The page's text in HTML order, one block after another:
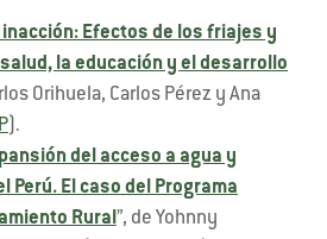
Efectos de los friajes y
la educación y el desarrollo
Orihuela, Carlos Pérez y Ana
).
del acceso a agua y
Perú. El caso del Programa
Rural ”, de Yohnny